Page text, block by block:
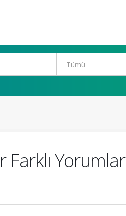
Farklı Yorumlar